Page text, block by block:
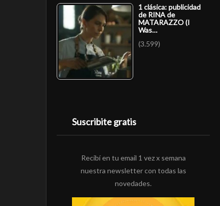
1 clásica: publicidad
de RINA de
MATARAZZO (I
Was…
(3.599)
Suscribite gratis
Recibí en tu email 1 vez x semana
nuestra newsletter con todas las
novedades.